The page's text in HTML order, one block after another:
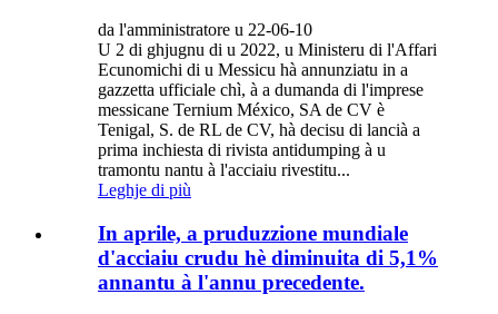
da l'amministratore u 22-06-10
U 2 di ghjugnu di u 2022, u Ministeru di l'Affari
Ecunomichi di u Messicu hà annunziatu in a
gazzetta ufficiale chì, à a dumanda di l'imprese
messicane Ternium México, SA de CV è
Tenigal, S. de RL de CV, hà decisu di lancià a
prima inchiesta di rivista antidumping à u
tramontu nantu à l'acciaiu rivestitu...
Leghje di più
In aprile, a pruduzzione mundiale
d'acciaiu crudu hè diminuita di 5,1%
annantu à l'annu precedente.